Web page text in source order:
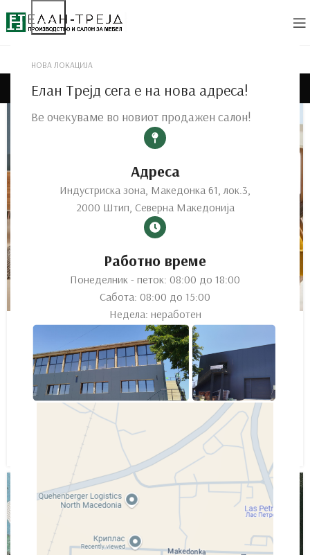
НОВА ЛОКАЦИЈА
Елан Трејд сега е на нова адреса!
Ве очекуваме во новиот продажен салон!
Адреса
Индустриска зона, Македонка 61, лок.3,
2000 Штип, Северна Македонија
Работно време
Понеделник - петок: 08:00 до 18:00
Сабота: 08:00 до 15:00
Недела: неработен
Tag Archives: Sofa
27
Exploring Atlanta’s modern homes
Elan.Trejd123 0
Vivamus enim sagittis aptent hac mi dui a per aptent
suspendisse cras odio bibendum augue rhoncus laoreet
dui praesent sodales sodales....
Continue Reading
27